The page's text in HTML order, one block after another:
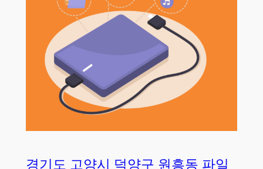
경기도 고양시 덕양구 원흥동 파일